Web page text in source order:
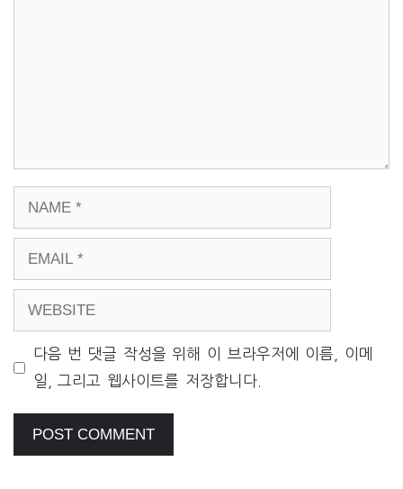
NAME
EMAIL
WEBSITE
다음 번 댓글 작성을 위해 이 브라우저에 이름, 이메
일, 그리고 웹사이트를 저장합니다.